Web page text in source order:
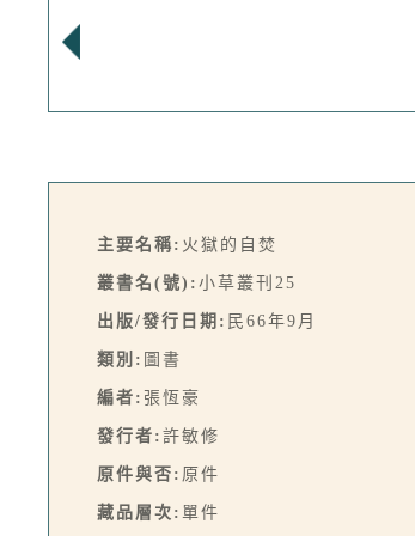
主要名稱: 火獄的自焚
叢書名(號): 小草叢刊25
出版/發行日期: 民66年9月
類別: 圖書
編者: 張恆豪
發行者: 許敏修
原件與否: 原件
藏品層次: 單件